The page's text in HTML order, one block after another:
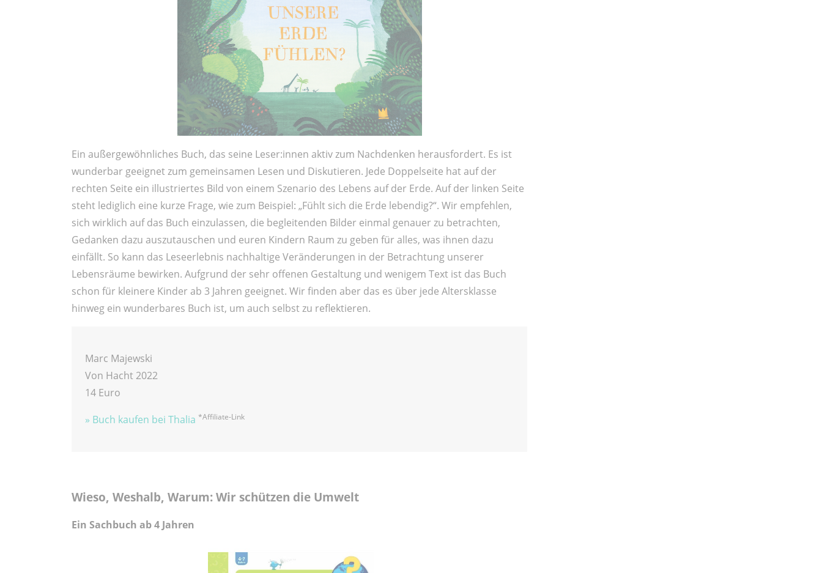
Ein außergewöhnliches Buch, das seine Leser:innen aktiv zum Nachdenken herausfordert. Es ist
wunderbar geeignet zum gemeinsamen Lesen und Diskutieren. Jede Doppelseite hat auf der
rechten Seite ein illustriertes Bild von einem Szenario des Lebens auf der Erde. Auf der linken Seite
steht lediglich eine kurze Frage, wie zum Beispiel: „Fühlt sich die Erde lebendig?“. Wir empfehlen,
sich wirklich auf das Buch einzulassen, die begleitenden Bilder einmal genauer zu betrachten,
Gedanken dazu auszutauschen und euren Kindern Raum zu geben für alles, was ihnen dazu
einfällt. So kann das Leseerlebnis nachhaltige Veränderungen in der Betrachtung unserer
Lebensräume bewirken. Aufgrund der sehr offenen Gestaltung und wenigem Text ist das Buch
schon für kleinere Kinder ab 3 Jahren geeignet. Wir finden aber das es über jede Altersklasse
hinweg ein wunderbares Buch ist, um auch selbst zu reflektieren.
Marc Majewski
Von Hacht 2022
14 Euro
» Buch kaufen bei Thalia *Affiliate-Link
Wieso, Weshalb, Warum: Wir schützen die Umwelt
Ein Sachbuch ab 4 Jahren